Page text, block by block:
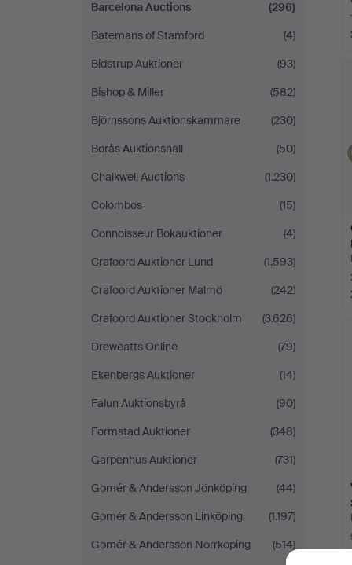
Barcelona Auctions
(296)
Batemans of Stamford
(4)
Bidstrup Auktioner
(93)
Bishop & Miller
(582)
Björnssons Auktionskammare
(230)
Borås Auktionshall
(50)
Chalkwell Auctions
(1.230)
Colombos
(15)
Connoisseur Bokauktioner
(4)
Crafoord Auktioner Lund
(1.593)
Crafoord Auktioner Malmö
(242)
Crafoord Auktioner Stockholm
(3.626)
Dreweatts Online
(79)
Ekenbergs Auktioner
(14)
Falun Auktionsbyrå
(90)
Formstad Auktioner
(348)
Garpenhus Auktioner
(731)
Gomér & Andersson Jönköping
(44)
Gomér & Andersson Linköping
(1.197)
Gomér & Andersson Norrköping
(514)